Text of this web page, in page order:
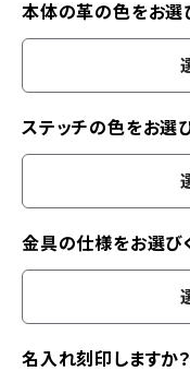
本体の革の色をお選
ステッチの色をお選
金具の仕様をお選び
名入れ刻印しますか